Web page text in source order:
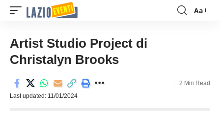
Font
Aa
Artist Studio Project di
Christalyn Brooks
Last updated: 11/01/2024
2 Min Read